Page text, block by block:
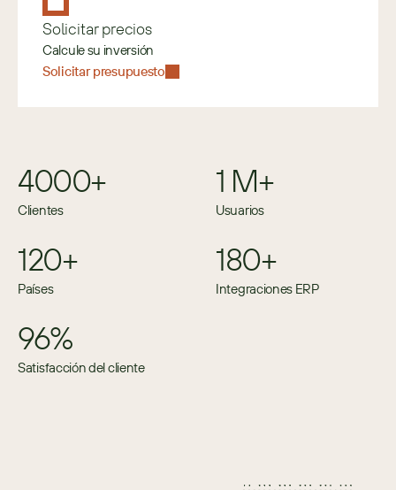
Solicitar precios
Calcule su inversión
Solicitar presupuesto
4000+
Clientes
1 M+
Usuarios
120+
Países
180+
Integraciones ERP
96%
Satisfacción del cliente